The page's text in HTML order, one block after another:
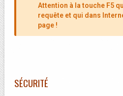
Attention à la touche F5
requête et qui dans
page !
SÉCURITÉ